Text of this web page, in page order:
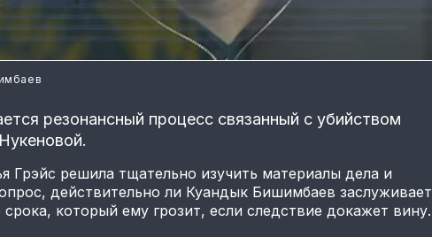
резонансный процесс связанный с убийством
Грэйс решила тщательно изучить материалы дела и
действительно ли Куандык Бишимбаев заслуживает
который ему грозит, если следствие докажет вину.